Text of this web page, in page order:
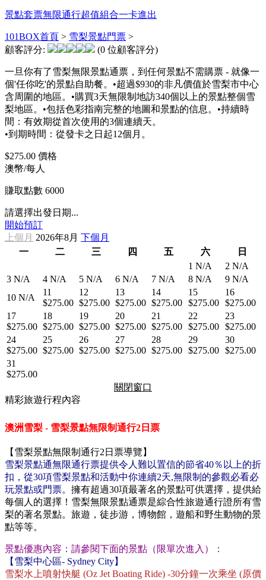
景點套票無限通行超值組合一卡進出
101BOX首頁 > 雪梨景點門票 >
顧客評分:
(0 位顧客評分)
一旦你有了雪梨無限景點通票，到任何景點不需購票 - 就像一
個'任你吃'的景點自助餐。•超過$930的非凡價值於雪梨市中心
含周圍的地區。•購買3天無限制地訪340個以上的景點整個雪
梨地區。•包括色彩指南完整的地圖和景點的信息。•持續時
間：有效期從首次使用的3個連續天。
•到期時間：從發卡之日起12個月。
$275.00 價格
澳幣/每人
賺取點數 6000
請選擇出發日期...
開始預訂
上個月 2026年8月 下個月
一
二 三 四 五 六
日
1 N/A 2 N/A
3 N/A 4 N/A 5 N/A 6 N/A 7 N/A 8 N/A 9 N/A
10 N/A
11
$275.00
12
$275.00
13
$275.00
14
$275.00
15
$275.00
16
$275.00
17
$275.00
18
$275.00
19
$275.00
20
$275.00
21
$275.00
22
$275.00
23
$275.00
24
$275.00
25
$275.00
26
$275.00
27
$275.00
28
$275.00
29
$275.00
30
$275.00
31
$275.00
關閉窗口
精彩旅遊行程內容
澳洲雪梨 - 雪梨景點無限制通行2日票
【雪梨景點無限制通行2日票導覽】
雪梨景點通無限通行票提供令人難以置信的節省40％以上的折
扣，從30項雪梨景點和活動中你連續2天,無限制的參觀必看必
玩景點或門票。 擁有超過30項最著名的景點可供選擇，提供給
每個人的選擇！ 雪梨無限景點通票是綜合性旅遊通行證所有雪
梨的著名景點。旅遊，徒步游，博物館，遊船和野生動物的景
點等等。
景點優惠內容：請參閱下面的景點（限單次進入）：
【 雪梨中心區- Sydney City】
雪梨水上噴射快艇 (Oz Jet Boating Ride) -30分鐘一次乘坐 (原價